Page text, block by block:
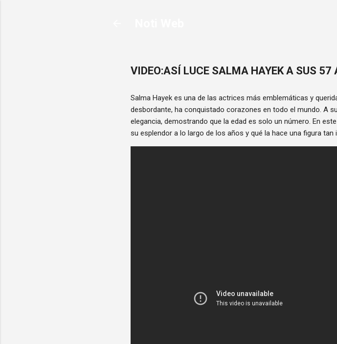
VIDEO:ASÍ LUCE SALMA HAYEK A SUS 57
Salma Hayek es una de las actrices más emblemáticas y
desbordante, ha conquistado corazones en todo el mundo. A
elegancia, demostrando que la edad es solo un número. En
su esplendor a lo largo de los años y qué la hace una figura tan